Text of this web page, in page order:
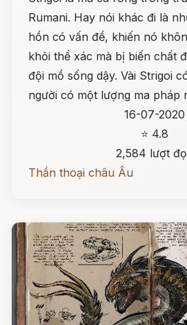
Rumani. Hay nói khác đi là
hồn có vấn đề, khiến nó
khỏi thể xác mà bị biến chất
đội mồ sống dậy. Vài Strigoi
người có một lượng ma pháp
16-07-2020
⭐ 4.8
2,584 lượt
Thần thoại châu Âu